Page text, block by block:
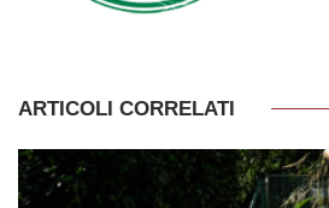
ARTICOLI CORRELATI